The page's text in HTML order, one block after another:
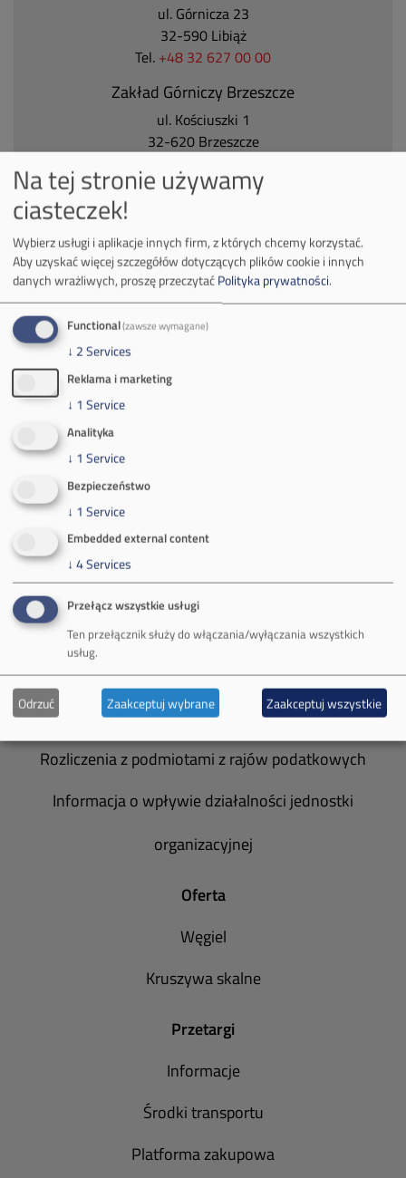
ul. Górnicza 23
32-590 Libiąż
Tel. +48 32 627 00 00
Zakład Górniczy Brzeszcze
ul. Kościuszki 1
32-620 Brzeszcze
Kontakt dla mediów:
mail:media@pkw-sa.pl
tel.:+48 32 618 56 02
(poniedziałek-piątek 7:00-15:00)
Spółka Południowy Koncern Węglowy
Zakład Górniczy Brzeszcze
Zakład Górniczy Janina
Zakład Górniczy Sobieski
Galeria zdjęć
Informacja o realizowanej strategii podatkowej
Rozliczenia z podmiotami z rajów podatkowych
Informacja o wpływie działalności jednostki
organizacyjnej
Oferta
Węgiel
Kruszywa skalne
Przetargi
Informacje
Środki transportu
Platforma zakupowa
Na tej stronie używamy
ciasteczek!
Wybierz usługi i aplikacje innych firm, z których chcemy korzystać.
Aby uzyskać więcej szczegółów dotyczących plików cookie i innych
danych wrażliwych, proszę przeczytaćPolityka prywatności.
Functional(zawsze wymagane)
↓ 2Services
Reklama i marketing
↓ 1 Service
Analityka
↓ 1 Service
Bezpieczeństwo
↓ 1 Service
Embedded external content
↓ 4Services
Przełącz wszystkie usługi
Ten przełącznik służy do włączania/wyłączania wszystkich
usług.
Odrzuć Zaakceptuj wybrane Zaakceptuj wszystkie